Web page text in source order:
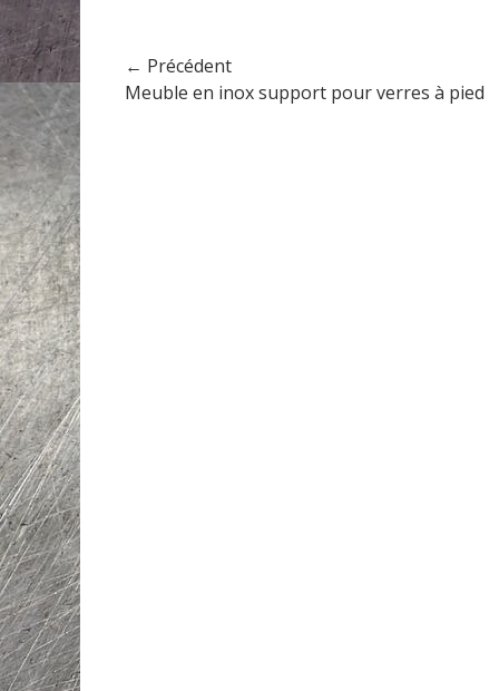
Navigation
de
← Précédent
Article
Meuble en inox support pour verres à pied